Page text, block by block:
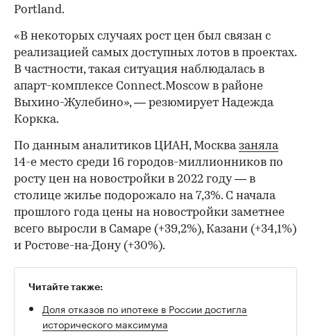
Portland.
«В некоторых случаях рост цен был связан с
реализацией самых доступных лотов в проектах.
В частности, такая ситуация наблюдалась в
апарт-комплексе Connect.Moscow в районе
Выхино-Жулебино», — резюмирует Надежда
Коркка.
По данным аналитиков ЦИАН, Москвазаняла
14-е место среди 16 городов-миллионников по
росту цен на новостройки в 2022 году — в
столице жилье подорожало на 7,3%. С начала
прошлого года цены на новостройки заметнее
всего выросли в Самаре (+39,2%), Казани (+34,1%)
и Ростове-на-Дону (+30%).
Читайте также:
Доля отказов по ипотеке в России достигла
исторического максимума